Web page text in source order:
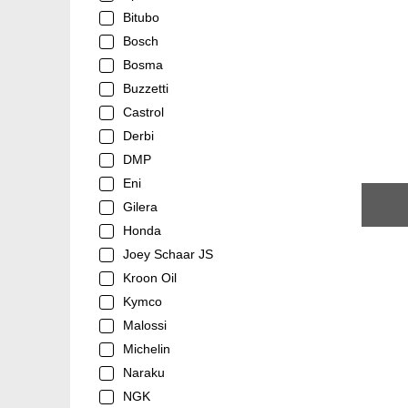
Bitubo
Bosch
Bosma
Buzzetti
Castrol
Derbi
DMP
Eni
Gilera
Honda
Joey Schaar JS
Kroon Oil
Kymco
Malossi
Michelin
Naraku
NGK